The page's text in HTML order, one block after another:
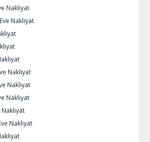
Nakliyat
Nakliyat
Nakliyat
Nakliyat
Nakliyat
Nakliyat
Nakliyat